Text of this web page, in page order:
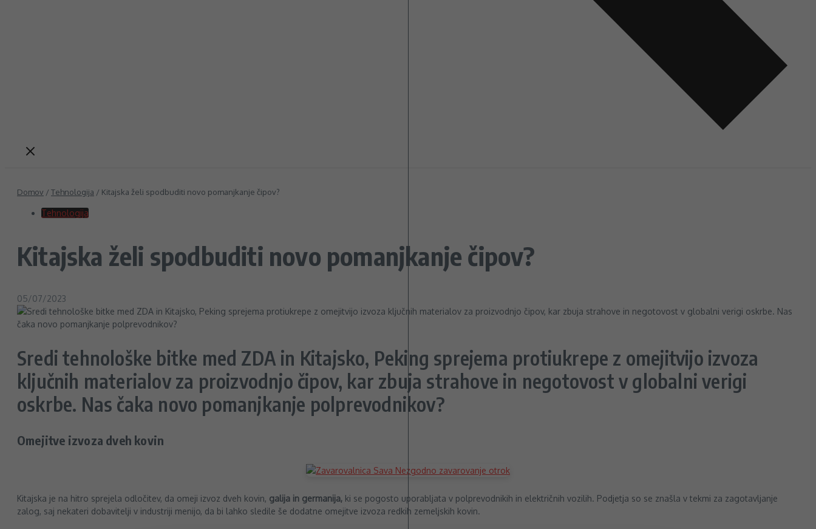
Domov / Tehnologija / Kitajska želi spodbuditi novo pomanjkanje čipov?
Tehnologija
Kitajska želi spodbuditi novo pomanjkanje čipov?
05/07/2023
Sredi tehnološke bitke med ZDA in Kitajsko, Peking sprejema protiukrepe z omejitvijo izvoza
ključnih materialov za proizvodnjo čipov, kar zbuja strahove in negotovost v globalni verigi
oskrbe. Nas čaka novo pomanjkanje polprevodnikov?
Omejitve izvoza dveh kovin
Kitajska je na hitro sprejela odločitev, da omeji izvoz dveh kovin, galija in germanija, ki se pogosto uporabljata v polprevodnikih in električnih vozilih. Podjetja so se znašla v tekmi za zagotavljanje
zalog, saj nekateri dobavitelji v industriji menijo, da bi lahko sledile še dodatne omejitve izvoza redkih zemeljskih kovin.